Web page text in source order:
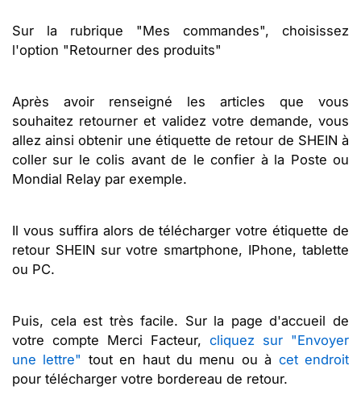
Sur la rubrique "Mes commandes", choisissez
l'option "Retourner des produits"
Après avoir renseigné les articles que vous
souhaitez retourner et validez votre demande, vous
allez ainsi obtenir une étiquette de retour de SHEIN à
coller sur le colis avant de le confier à la Poste ou
Mondial Relay par exemple.
Il vous suffira alors de télécharger votre étiquette de
retour SHEIN sur votre smartphone, IPhone, tablette
ou PC.
Puis, cela est très facile. Sur la page d'accueil de
votre compte Merci Facteur, cliquez sur "Envoyer
une lettre" tout en haut du menu ou à cet endroit
pour télécharger votre bordereau de retour.